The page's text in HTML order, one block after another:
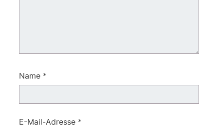
Name *
E-Mail-Adresse *